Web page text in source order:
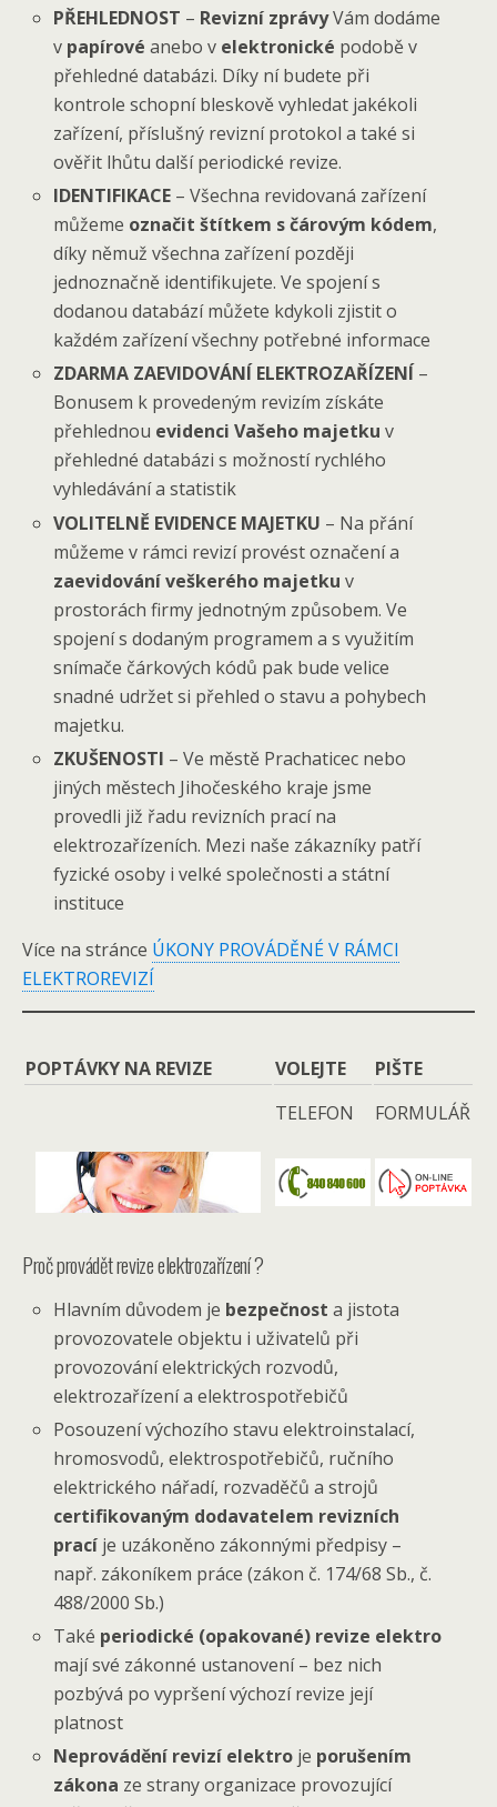
PŘEHLEDNOST – Revizní zprávyVám dodáme
v papírové anebo v elektronické podobě v
přehledné databázi. Díky ní budete při
kontrole schopní bleskově vyhledat jakékoli
zařízení, příslušný revizní protokol a také si
ověřit lhůtu další periodické revize.
IDENTIFIKACE – Všechna revidovaná zařízení
můžeme označit štítkem s čárovým kódem,
díky němuž všechna zařízení později
jednoznačně identifikujete. Ve spojení s
dodanou databází můžete kdykoli zjistit o
každém zařízení všechny potřebné informace
ZDARMA ZAEVIDOVÁNÍ ELEKTROZAŘÍZENÍ –
Bonusem k provedeným revizím získáte
přehlednou evidenci Vašeho majetku v
přehledné databázi s možností rychlého
vyhledávání a statistik
VOLITELNĚ EVIDENCE MAJETKU – Na přání
můžeme v rámci revizí provést označení a
zaevidování veškerého majetku v
prostorách firmy jednotným způsobem. Ve
spojení s dodaným programem a s využitím
snímače čárkových kódů pak bude velice
snadné udržet si přehled o stavu a pohybech
majetku.
ZKUŠENOSTI – Ve městě Prachaticec nebo
jiných městech Jihočeského kraje jsme
provedli již řadu revizních prací na
elektrozařízeních. Mezi naše zákazníky patří
fyzické osoby i velké společnosti a státní
instituce
Více na stránce ÚKONY PROVÁDĚNÉ V RÁMCI
ELEKTROREVIZÍ
POPTÁVKY NA REVIZE VOLEJTE
PIŠTE
TELEFON
FORMULÁŘ
Proč provádět revize elektrozařízení ?
Hlavním důvodem je bezpečnost a jistota
provozovatele objektu i uživatelů při
provozování elektrických rozvodů,
elektrozařízení a elektrospotřebičů
Posouzení výchozího stavu elektroinstalací,
hromosvodů, elektrospotřebičů, ručního
elektrického nářadí, rozvaděčů a strojů
certifikovaným dodavatelem revizních
prací je uzákoněno zákonnými předpisy –
např. zákoníkem práce (zákon č. 174/68 Sb., č.
488/2000 Sb.)
Také periodické (opakované) revize elektro
mají své zákonné ustanovení – bez nich
pozbývá po vypršení výchozí revize její
platnost
Neprovádění revizí elektro je porušením
zákona ze strany organizace provozující